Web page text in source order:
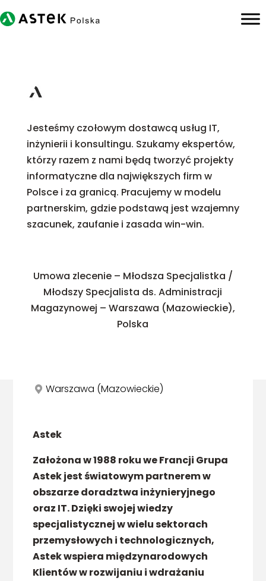
Jesteśmy czołowym dostawcą usług IT,
inżynierii i konsultingu. Szukamy ekspertów,
którzy razem z nami będą tworzyć projekty
informatyczne dla największych firm w
Polsce i za granicą. Pracujemy w modelu
partnerskim, gdzie podstawą jest wzajemny
szacunek, zaufanie i zasada win-win.
Umowa zlecenie – Młodsza Specjalistka /
Młodszy Specjalista ds. Administracji
Magazynowej – Warszawa (Mazowieckie),
Polska
Warszawa (Mazowieckie)
Astek
Założona w 1988 roku we Francji Grupa
Astek jest światowym partnerem w
obszarze doradztwa inżynieryjnego
oraz IT. Dzięki swojej wiedzy
specjalistycznej w wielu sektorach
przemysłowych i technologicznych,
Astek wspiera międzynarodowych
Klientów w rozwijaniu i wdrażaniu